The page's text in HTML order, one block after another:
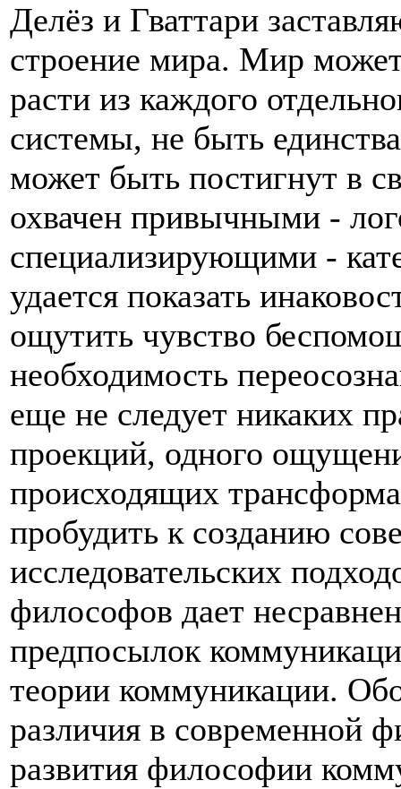
Делёз и Гваттари
строение мира. Мир
расти из каждого
системы, не быть
может быть постигнут в
охвачен привычными -
специализирующими -
удается показать
ощутить чувство
необходимость
еще не следует никаких
проекций, одного
происходящих
пробудить к созданию
исследовательских
философов дает
предпосылок
теории коммуникации.
различия в современной
развития философии